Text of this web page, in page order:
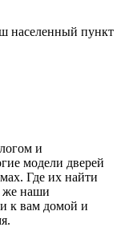
населенный пункт
и
модели дверей
Где их найти
же наши
к вам домой и